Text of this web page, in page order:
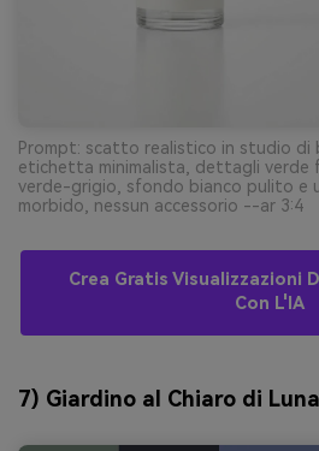
Prompt: scatto realistico in studio di
etichetta minimalista, dettagli verde
verde-grigio, sfondo bianco pulito e
morbido, nessun accessorio --ar 3:4
Crea Gratis Visualizzazioni
Con L'IA
7) Giardino al Chiaro di Luna